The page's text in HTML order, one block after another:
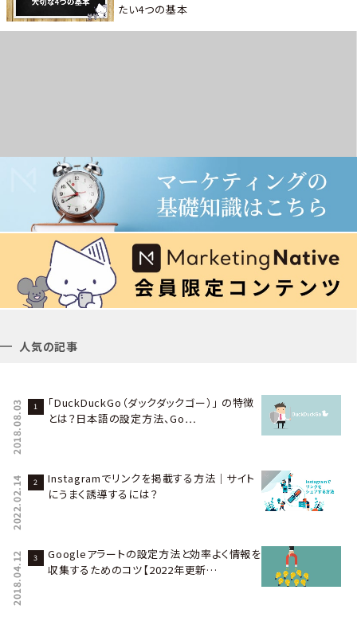
たい4つの基本
人気の記事
2018.08.03
「DuckDuckGo（ダックダックゴー）」 の特徴
とは？日本語の設定方法、Go…
2022.02.14
Instagramでリンクを掲載する方法｜サイト
にうまく誘導するには？
2018.04.12
Googleアラートの設定方法と効率よく情報を
収集するためのコツ【2022年更新…